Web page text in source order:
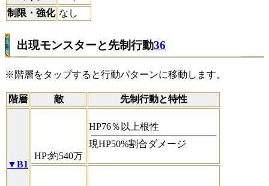
制限・強化 なし
出現モンスターと先制行動36
※階層をタップすると行動パターンに移動します。
階層 敵 先制行動と特性
▼B1
HP:約540万
HP76％以上根性
現HP50%割合ダメージ